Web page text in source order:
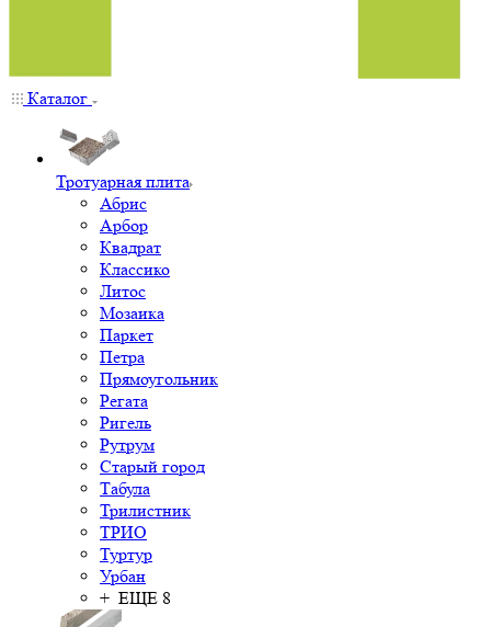
Каталог
Тротуарная плита
Абрис
Арбор
Квадрат
Классико
Литос
Мозаика
Паркет
Петра
Прямоугольник
Регата
Ригель
Рутрум
Старый город
Табула
Трилистник
ТРИО
Туртур
Урбан
+ ЕЩЕ 8